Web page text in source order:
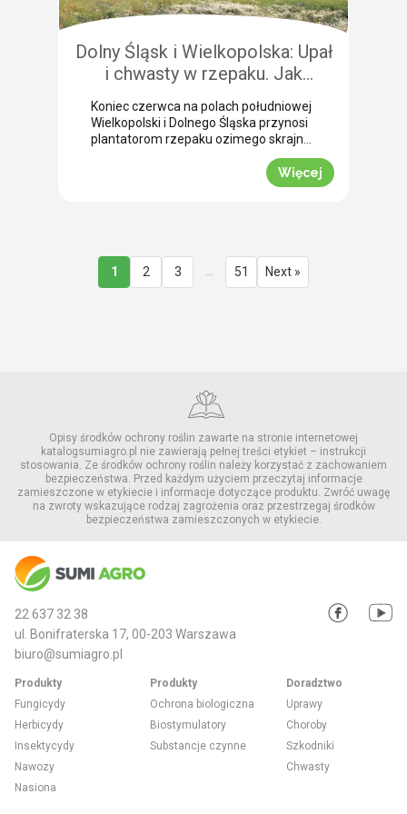
nierównomiernym dojrzewaniem […]
Dolny Śląsk i Wielkopolska: Upał
i chwasty w rzepaku. Jak
uratować plon przed samym
wjazdem kombajnu?
Koniec czerwca na polach południowej
Wielkopolski i Dolnego Śląska przynosi
plantatorom rzepaku ozimego skrajne
emocje (BBCH 80-83). Ostatnie opady
deszczu poprawiły ogólną kondycję
roślin. Jednak wywołały jednocześnie
Jak informuje nasz ekspert Mariusz
Staniek, skuteczna desykacja rzepaku
przed zbiorem oraz wcześniejsza
Więcej
1 2 3 51 Next »
Opisy środków ochrony roślin zawarte na stronie internetowej
katalogsumiagro.pl nie zawierają pełnej treści etykiet – instrukcji
stosowania. Ze środków ochrony roślin należy korzystać z zachowaniem
bezpieczeństwa. Przed każdym użyciem przeczytaj informacje
zamieszczone w etykiecie i informacje dotyczące produktu. Zwróć uwagę
na zwroty wskazujące rodzaj zagrożenia oraz przestrzegaj środków
bezpieczeństwa zamieszczonych w etykiecie.
22 637 32 38
ul. Bonifraterska 17, 00-203 Warszawa
biuro@sumiagro.pl
Produkty
Fungicydy
Herbicydy
Insektycydy
Nawozy
Nasiona
Produkty
Ochrona biologiczna
Biostymulatory
Substancje czynne
Doradztwo
Uprawy
Choroby
Szkodniki
Chwasty